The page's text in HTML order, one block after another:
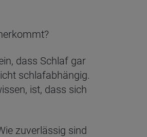
dass Schlaf gar
schlafabhängig.
ist, dass sich
zuverlässig sind